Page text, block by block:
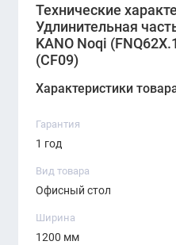
Технические
Удлинительная
KANO Noqi
(CF09)
Характеристики
Гарантия
1 год
Вид товара
Офисный стол
Ширина
1200 мм